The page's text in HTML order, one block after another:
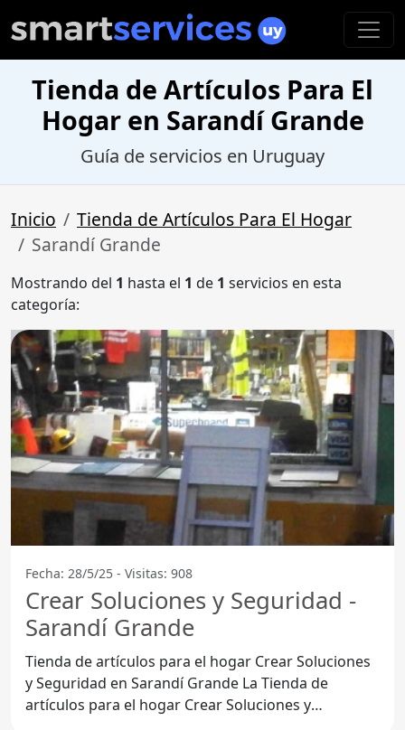
Tienda de Artículos Para El
Hogar en Sarandí Grande
Guía de servicios en Uruguay
Inicio
Tienda de Artículos Para El Hogar
Sarandí Grande
Mostrando del 1 hasta el 1 de 1 servicios en esta
categoría:
Fecha: 28/5/25 - Visitas: 908
Crear Soluciones y Seguridad -
Sarandí Grande
Tienda de artículos para el hogar Crear Soluciones
y Seguridad en Sarandí Grande La Tienda de
artículos para el hogar Crear Soluciones y